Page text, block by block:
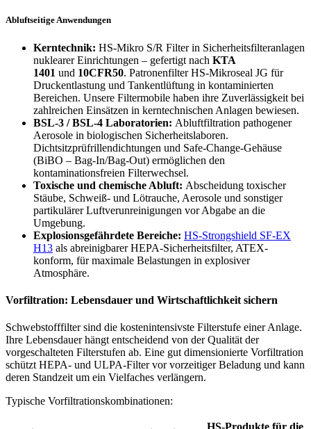
Abluftseitige Anwendungen
Kerntechnik: HS-Mikro S/R Filter in Sicherheitsfilteranlagen
nuklearer Einrichtungen – gefertigt nach KTA
1401 und 10CFR50. Patronenfilter HS-Mikroseal JG für
Druckentlastung und Tankentlüftung in kontaminierten
Bereichen. Unsere Filtermobile haben ihre Zuverlässigkeit bei
zahlreichen Einsätzen in kerntechnischen Anlagen bewiesen.
BSL-3 / BSL-4 Laboratorien: Abluftfiltration pathogener
Aerosole in biologischen Sicherheitslaboren.
Dichtsitzprüfrillendichtungen und Safe-Change-Gehäuse
(BiBO – Bag-In/Bag-Out) ermöglichen den
kontaminationsfreien Filterwechsel.
Toxische und chemische Abluft: Abscheidung toxischer
Stäube, Schweiß- und Lötrauche, Aerosole und sonstiger
partikulärer Luftverunreinigungen vor Abgabe an die
Umgebung.
Explosionsgefährdete Bereiche: HS-Strongshield SF-EX
H13 als abreinigbarer HEPA-Sicherheitsfilter, ATEX-
konform, für maximale Belastungen in explosiver
Atmosphäre.
Vorfiltration: Lebensdauer und Wirtschaftlichkeit sichern
Schwebstofffilter sind die kostenintensivste Filterstufe einer Anlage.
Ihre Lebensdauer hängt entscheidend von der Qualität der
vorgeschalteten Filterstufen ab. Eine gut dimensionierte Vorfiltration
schützt HEPA- und ULPA-Filter vor vorzeitiger Beladung und kann
deren Standzeit um ein Vielfaches verlängern.
Typische Vorfiltrationskombinationen: